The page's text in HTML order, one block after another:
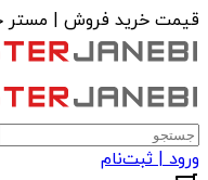
قیمت خرید فروش | مستر
ورود | ثبت‌نام